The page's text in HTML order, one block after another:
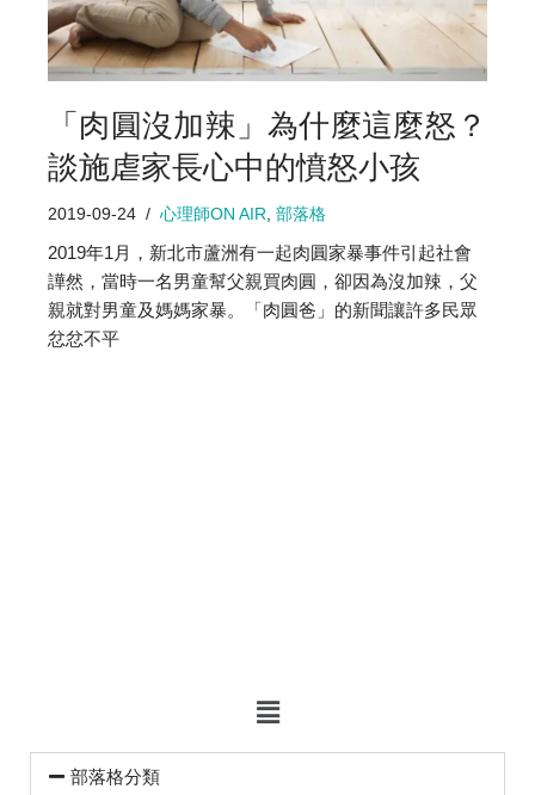
部落格分類
「肉圓沒加辣」為什麼這麼怒？
談施虐家長心中的憤怒小孩
2019-09-24 心理師ON AIR 部落格
2019年1月，新北市蘆洲有一起肉圓家暴事件引起社會
譁然，當時一名男童幫父親買肉圓，卻因為沒加辣，父
親就對男童及媽媽家暴。「肉圓爸」的新聞讓許多民眾
忿忿不平